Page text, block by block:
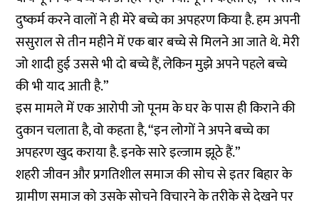
दुष्कर्म करने वालों ने ही मेरे बच्चे का अपहरण किया है. हम अपनी
ससुराल से तीन महीने में एक बार बच्चे से मिलने आ जाते थे. मेरी
जो शादी हुई उससे भी दो बच्चे हैं, लेकिन मुझे अपने पहले बच्चे
की भी याद आती है.”
इस मामले में एक आरोपी जो पूनम के घर के पास ही किराने की
दुकान चलाता है, वो कहता है, “इन लोगों ने अपने बच्चे का
अपहरण खुद कराया है. इनके सारे इल्जाम झूठे हैं.”
शहरी जीवन और प्रगतिशील समाज की सोच से इतर बिहार के
ग्रामीण समाज को उसके सोचने विचारने के तरीके से देखने पर